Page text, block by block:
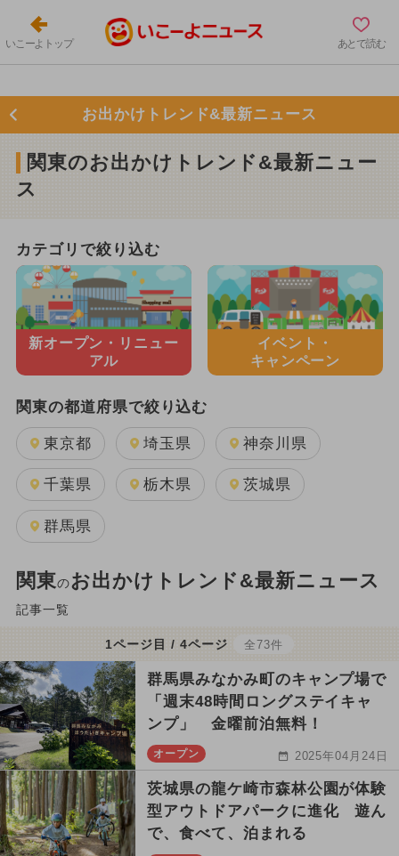
いこーよトップ あとで読む
お出かけトレンド&最新ニュース
関東のお出かけトレンド&最新ニュー
ス
カテゴリで絞り込む
新オープン・ リニュー
アル
イベント・
キャンペーン
関東の都道府県で絞り込む
東京都 埼玉県 神奈川県
千葉県 栃木県 茨城県
群馬県
関東のお出かけトレンド&最新ニュース
記事一覧
1ページ目 / 4ページ 全73件
群馬県みなかみ町のキャンプ場で
「週末48時間ロングステイキャ
ンプ」 金曜前泊無料！
オープン 2025年04月24日
茨城県の龍ケ崎市森林公園が体験
型アウトドアパークに進化 遊ん
で、食べて、泊まれる